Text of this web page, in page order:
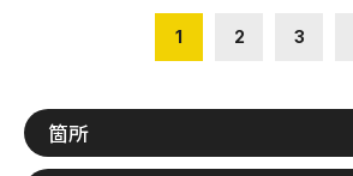
1 2 3
箇所